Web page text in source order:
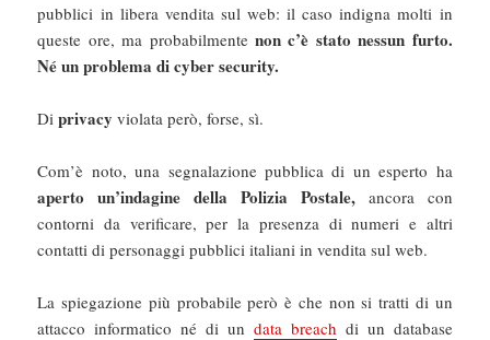
pubblici in libera vendita sul web: il caso indigna molti in
queste ore, ma probabilmente non c’è stato nessun furto.
Né un problema di cyber security.
Diprivacy violata però, forse, sì.
Com’è noto, una segnalazione pubblica di un esperto ha
aperto un’indagine della Polizia Postale, ancora con
contorni da verificare, per la presenza di numeri e altri
contatti di personaggi pubblici italiani in vendita sul web.
La spiegazione più probabile però è che non si tratti di un
attacco informatico né di un data breach di un database